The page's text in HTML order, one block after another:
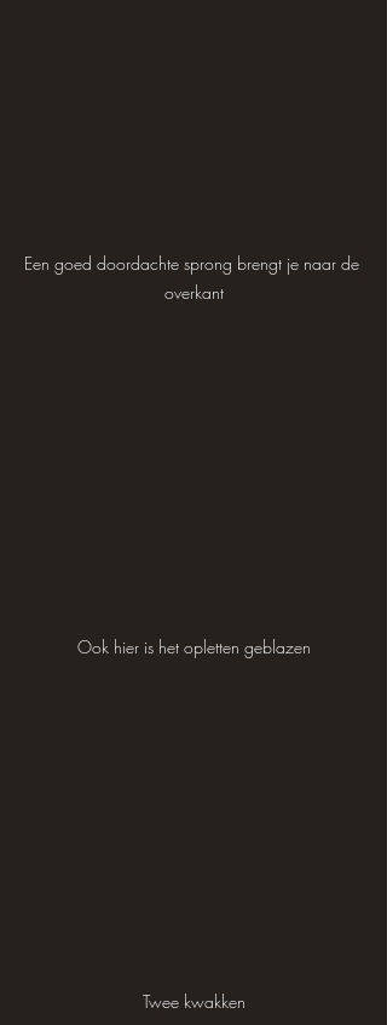
Een goed doordachte sprong brengt je naar de
overkant
Ook hier is het opletten geblazen
Twee kwakken